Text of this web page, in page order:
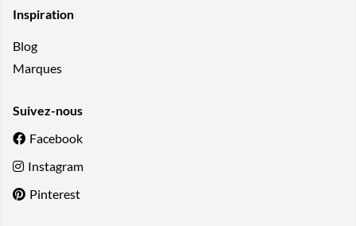
Inspiration
Blog
Marques
Suivez-nous
Facebook
Instagram
Pinterest